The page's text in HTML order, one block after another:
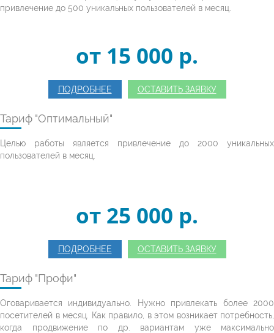
привлечение до 500 уникальных пользователей в месяц.
от 15 000 p.
ПОДРОБНЕЕ ОСТАВИТЬ ЗАЯВКУ
Тариф "Оптимальный"
Целью работы является привлечение до 2000 уникальных
пользователей в месяц.
от 25 000 p.
ПОДРОБНЕЕ ОСТАВИТЬ ЗАЯВКУ
Тариф "Профи"
Оговаривается индивидуально. Нужно привлекать более 2000
посетителей в месяц. Как правило, в этом возникает потребность,
когда продвижение по др. вариантам уже максимально